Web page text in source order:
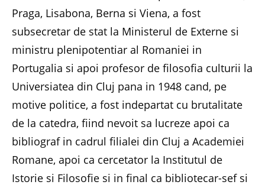
Praga, Lisabona, Berna si Viena, a fost
subsecretar de stat la Ministerul de Externe si
ministru plenipotentiar al Romaniei in
Portugalia si apoi profesor de filosofia culturii la
Universiatea din Cluj pana in 1948 cand, pe
motive politice, a fost indepartat cu brutalitate
de la catedra, fiind nevoit sa lucreze apoi ca
bibliograf in cadrul filialei din Cluj a Academiei
Romane, apoi ca cercetator la Institutul de
Istorie si Filosofie si in final ca bibliotecar-sef si